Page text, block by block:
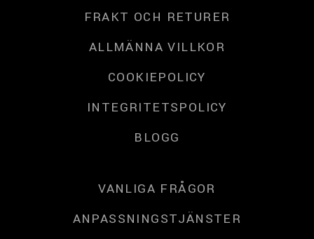
FRAKT OCH RETURER
ALLMÄNNA VILLKOR
COOKIEPOLICY
INTEGRITETSPOLICY
BLOGG
VANLIGA FRÅGOR
ANPASSNINGSTJÄNSTER